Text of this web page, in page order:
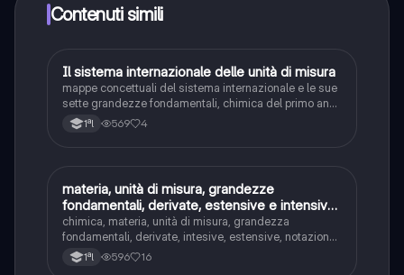
Knowunity Premium, che consente di studiare senza
alcun limite!!
Contenuti simili
Chimica
Il sistema internazionale delle unità di misura
mappe concettuali del sistema internazionale e le sue
sette grandezze fondamentali, chimica del primo anno
di liceo (classico, scienze umane e linguistico) e
ripasso del terzo anno.
1ªl 569 4
Chimica
materia, unità di misura, grandezze
fondamentali, derivate, estensive e intensive;
notazione scientifica, massa, peso, volume,
densità, temperatura e calore
chimica, materia, unità di misura, grandezza
fondamentali, derivate, intesive, estensive, notazione
scientifica, formule e spiegazione di massa, peso,
volume, densità, temperatura, calore
1ªl 596 16